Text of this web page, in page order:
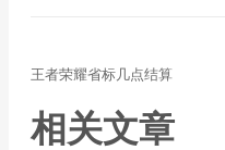
王者荣耀省标几点结算
相关文章